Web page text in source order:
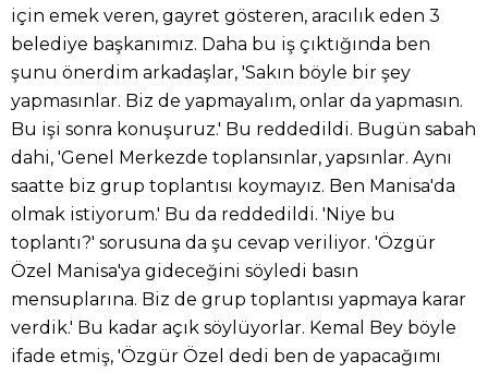
için emek veren, gayret gösteren, aracılık eden 3
belediye başkanımız. Daha bu iş çıktığında ben
şunu önerdim arkadaşlar, 'Sakın böyle bir şey
yapmasınlar. Biz de yapmayalım, onlar da yapmasın.
Bu işi sonra konuşuruz.' Bu reddedildi. Bugün sabah
dahi, 'Genel Merkezde toplansınlar, yapsınlar. Aynı
saatte biz grup toplantısı koymayız. Ben Manisa'da
olmak istiyorum.' Bu da reddedildi. 'Niye bu
toplantı?' sorusuna da şu cevap veriliyor. 'Özgür
Özel Manisa'ya gideceğini söyledi basın
mensuplarına. Biz de grup toplantısı yapmaya karar
verdik.' Bu kadar açık söylüyorlar. Kemal Bey böyle
ifade etmiş, 'Özgür Özel dedi ben de yapacağımı